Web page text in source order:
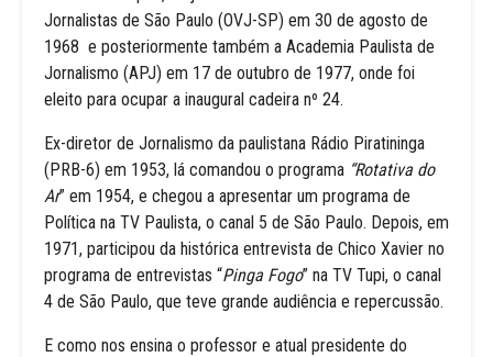
Jornalistas de São Paulo (OVJ-SP) em 30 de agosto de
1968 e posteriormente também a Academia Paulista de
Jornalismo (APJ) em 17 de outubro de 1977, onde foi
eleito para ocupar a inaugural cadeira nº 24.
Ex-diretor de Jornalismo da paulistana Rádio Piratininga
(PRB-6) em 1953, lá comandou o programa “Rotativa do
Ar” em 1954, e chegou a apresentar um programa de
Política na TV Paulista, o canal 5 de São Paulo. Depois, em
1971, participou da histórica entrevista de Chico Xavier no
programa de entrevistas “Pinga Fogo” na TV Tupi, o canal
4 de São Paulo, que teve grande audiência e repercussão.
E como nos ensina o professor e atual presidente do